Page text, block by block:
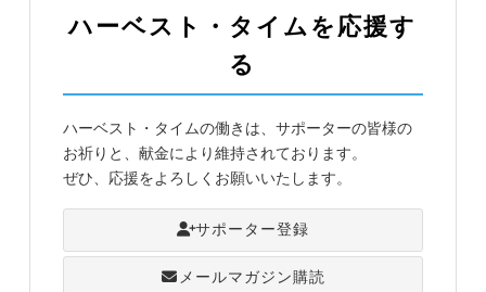
ハーベスト・タイムを応援す
る
ハーベスト・タイムの働きは、サポーターの皆様の
お祈りと、献金により維持されております。
ぜひ、応援をよろしくお願いいたします。
サポーター登録
メールマガジン購読